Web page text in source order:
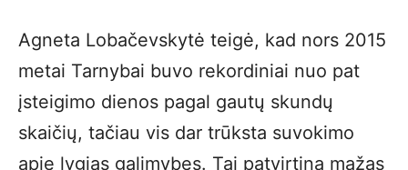
Agneta Lobačevskytė teigė, kad nors 2015
metai Tarnybai buvo rekordiniai nuo pat
įsteigimo dienos pagal gautų skundų
skaičių, tačiau vis dar trūksta suvokimo
apie lygias galimybes. Tai patvirtina mažas